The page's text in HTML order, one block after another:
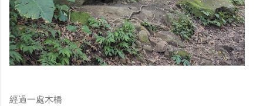
經過一處木橋